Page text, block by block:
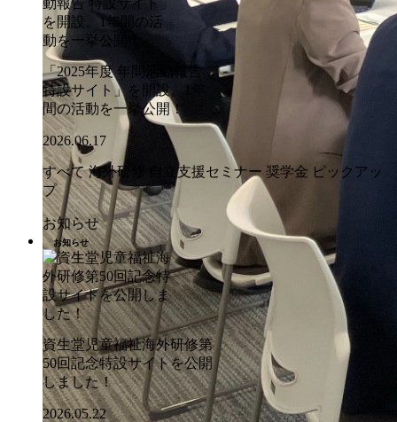
「2025年度 年間活動報告
特設サイト」を開設。1年
間の活動を一挙公開！
2026.06.17
すべて 海外研修 自立支援セミナー 奨学金 ピックアッ
プ
お知らせ
お知らせ
資生堂児童福祉海外研修第
50回記念特設サイトを公開
しました！
2026.05.22